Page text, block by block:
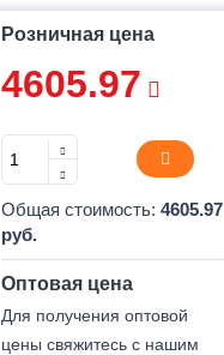
Розничная цена
4605.97
Общая стоимость: 4605.97
руб.
Оптовая цена
Для получения оптовой
цены свяжитесь с нашим